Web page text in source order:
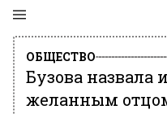
ОБЩЕСТВО
Бузова назвала
желанным